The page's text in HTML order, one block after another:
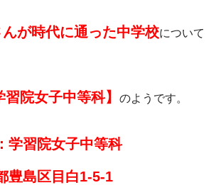
が時代に通った中学校について
習院女子中等科】 のようです。
学習院女子中等科
豊島区目白1-5-1